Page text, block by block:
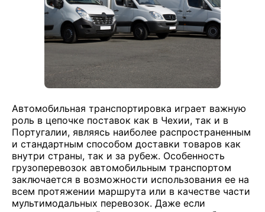
Автомобильная транспортировка играет важную
роль в цепочке поставок как в Чехии, так и в
Португалии, являясь наиболее распространенным
и стандартным способом доставки товаров как
внутри страны, так и за рубеж. Особенность
грузоперевозок автомобильным транспортом
заключается в возможности использования ее на
всем протяжении маршрута или в качестве части
мультимодальных перевозок. Даже если